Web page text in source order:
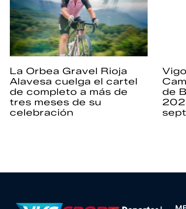
La Orbea Gravel Rioja
Alavesa cuelga el cartel
de completo a más de
tres meses de su
celebración
de